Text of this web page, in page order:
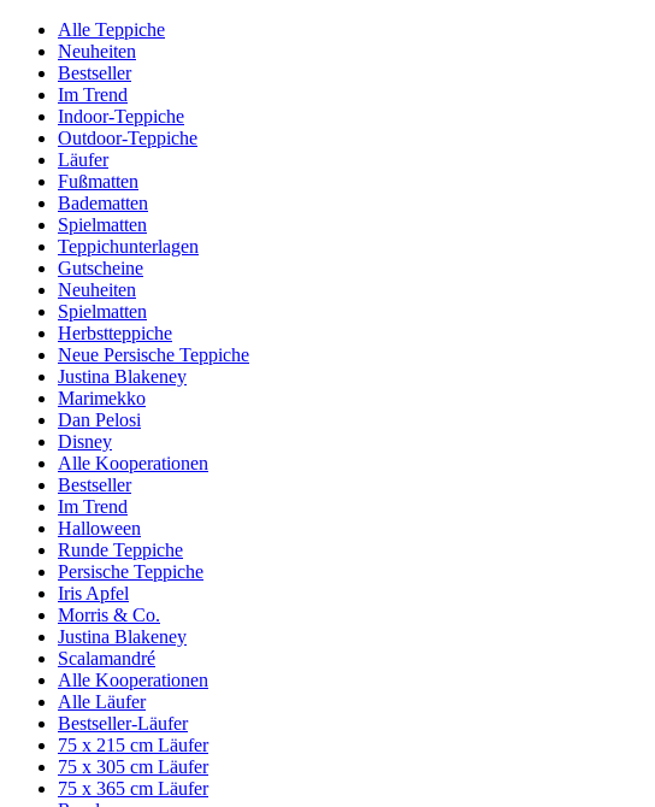
Alle Teppiche
Neuheiten
Bestseller
Im Trend
Indoor-Teppiche
Outdoor-Teppiche
Läufer
Fußmatten
Badematten
Spielmatten
Teppichunterlagen
Gutscheine
Neuheiten
Spielmatten
Herbstteppiche
Neue Persische Teppiche
Justina Blakeney
Marimekko
Dan Pelosi
Disney
Alle Kooperationen
Bestseller
Im Trend
Halloween
Runde Teppiche
Persische Teppiche
Iris Apfel
Morris & Co.
Justina Blakeney
Scalamandré
Alle Kooperationen
Alle Läufer
Bestseller-Läufer
75 x 215 cm Läufer
75 x 305 cm Läufer
75 x 365 cm Läufer